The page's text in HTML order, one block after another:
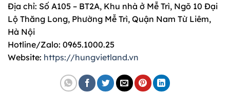
Địa chỉ: Số A105 – BT2A, Khu nhà ở Mễ Trì, Ngõ 10 Đại
Lộ Thăng Long, Phường Mễ Trì, Quận Nam Từ Liêm,
Hà Nội
Hotline/Zalo: 0965.1000.25
Website: https://hungvietland.vn